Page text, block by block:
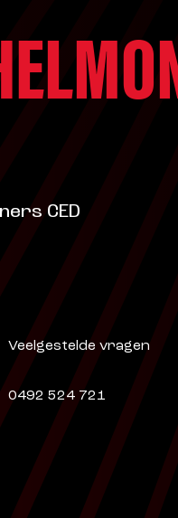
CED
Veelgestelde vragen
0492 524 721